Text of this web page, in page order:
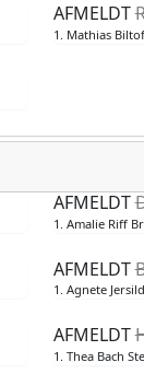
AFMELDT
1. Mathias
AFMELDT
1. Amalie Riff
AFMELDT
1. Agnete
AFMELDT
1. Thea Bach